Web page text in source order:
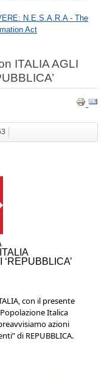
N.E.S.A.R.A - The
Act
ITALIA AGLI
‘REPUBBLICA’
con il presente
Italica
azioni
di REPUBBLICA.